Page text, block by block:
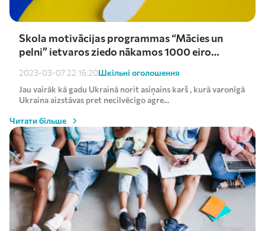
Skola motivācijas programmas “Mācies un
pelni” ietvaros ziedo nākamos 1000 eiro
2023-03-07 22:16:20Шкільні оголошення
Jau vairāk kā gadu Ukrainā norit asiņains karš , kurā varonīgā
Ukraina aizstāvas pret necilvēcīgo agre...
Читати більше